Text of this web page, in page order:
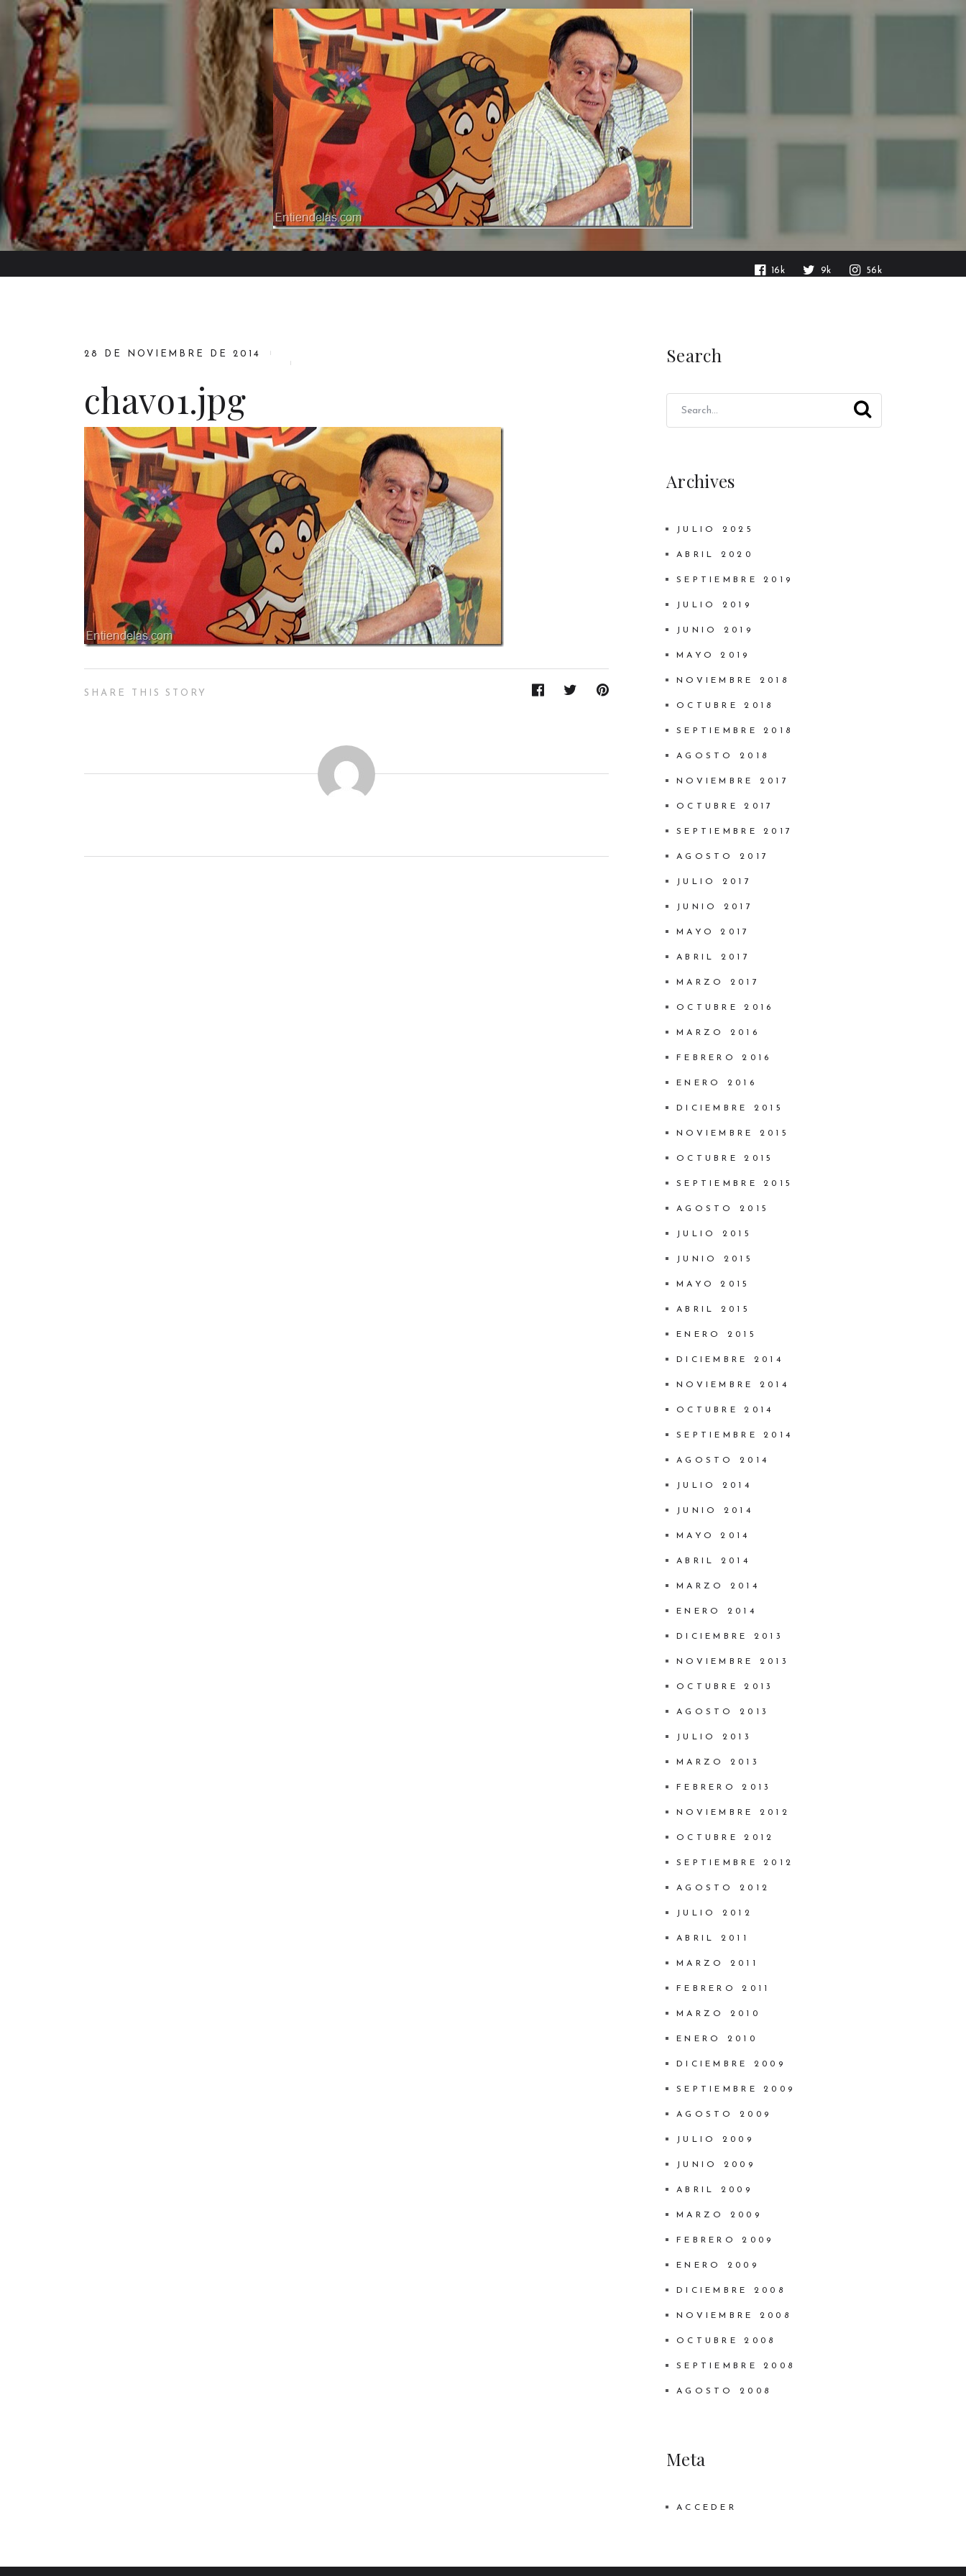
16k 9k 56k
28 DE NOVIEMBRE DE 2014
chavo1.jpg
SHARE THIS STORY
Search
Archives
JULIO 2025
ABRIL 2020
SEPTIEMBRE 2019
JULIO 2019
JUNIO 2019
MAYO 2019
NOVIEMBRE 2018
OCTUBRE 2018
SEPTIEMBRE 2018
AGOSTO 2018
NOVIEMBRE 2017
OCTUBRE 2017
SEPTIEMBRE 2017
AGOSTO 2017
JULIO 2017
JUNIO 2017
MAYO 2017
ABRIL 2017
MARZO 2017
OCTUBRE 2016
MARZO 2016
FEBRERO 2016
ENERO 2016
DICIEMBRE 2015
NOVIEMBRE 2015
OCTUBRE 2015
SEPTIEMBRE 2015
AGOSTO 2015
JULIO 2015
JUNIO 2015
MAYO 2015
ABRIL 2015
ENERO 2015
DICIEMBRE 2014
NOVIEMBRE 2014
OCTUBRE 2014
SEPTIEMBRE 2014
AGOSTO 2014
JULIO 2014
JUNIO 2014
MAYO 2014
ABRIL 2014
MARZO 2014
ENERO 2014
DICIEMBRE 2013
NOVIEMBRE 2013
OCTUBRE 2013
AGOSTO 2013
JULIO 2013
MARZO 2013
FEBRERO 2013
NOVIEMBRE 2012
OCTUBRE 2012
SEPTIEMBRE 2012
AGOSTO 2012
JULIO 2012
ABRIL 2011
MARZO 2011
FEBRERO 2011
MARZO 2010
ENERO 2010
DICIEMBRE 2009
SEPTIEMBRE 2009
AGOSTO 2009
JULIO 2009
JUNIO 2009
ABRIL 2009
MARZO 2009
FEBRERO 2009
ENERO 2009
DICIEMBRE 2008
NOVIEMBRE 2008
OCTUBRE 2008
SEPTIEMBRE 2008
AGOSTO 2008
Meta
ACCEDER